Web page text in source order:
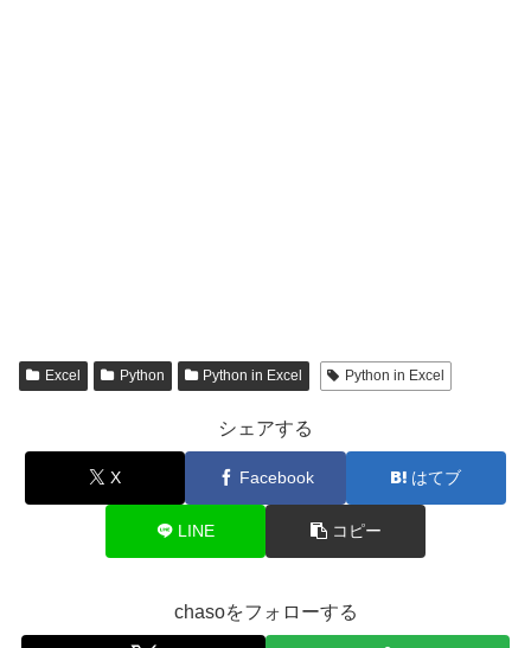
Excel Python Python in Excel Python in Excel
シェアする
X Facebook はてブ
LINE コピー
chasoをフォローする